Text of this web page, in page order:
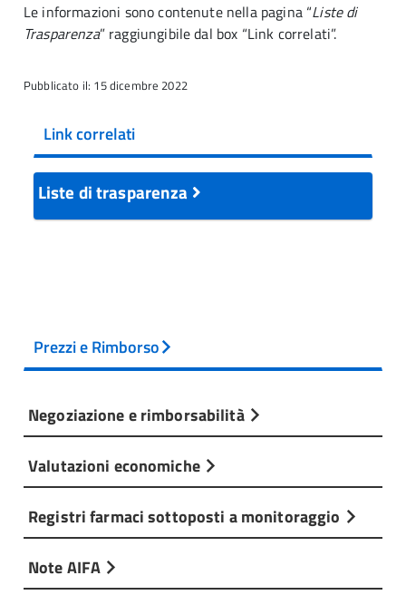
Le informazioni sono contenute nella pagina “Liste di
Trasparenza” raggiungibile dal box “Link correlati”.
Pubblicato il: 15 dicembre 2022
Link correlati
Liste di trasparenza
Prezzi e Rimborso
Negoziazione e rimborsabilità
Valutazioni economiche
Registri farmaci sottoposti a monitoraggio
Note AIFA